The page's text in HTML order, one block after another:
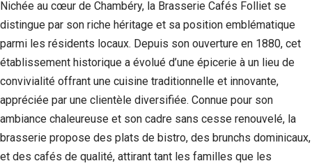
Nichée au cœur de Chambéry, la Brasserie Cafés Folliet se
distingue par son riche héritage et sa position emblématique
parmi les résidents locaux. Depuis son ouverture en 1880, cet
établissement historique a évolué d’une épicerie à un lieu de
convivialité offrant une cuisine traditionnelle et innovante,
appréciée par une clientèle diversifiée. Connue pour son
ambiance chaleureuse et son cadre sans cesse renouvelé, la
brasserie propose des plats de bistro, des brunchs dominicaux,
et des cafés de qualité, attirant tant les familles que les
de la façon
dont le site
Web est
Experience
Afin que notre
site Web
fonctionne
aussi bien que